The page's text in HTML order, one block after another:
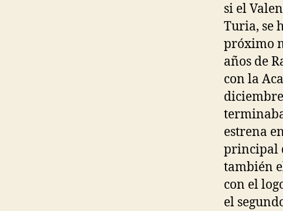
si el
Turia, se
próximo
años de
con la
estrena
principal
también
con el
el